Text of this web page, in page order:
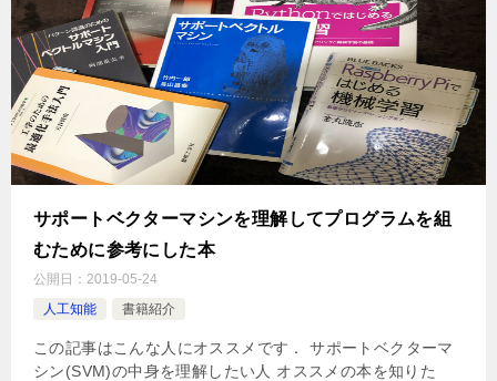
サポートベクターマシンを理解してプログラムを組
むために参考にした本
公開日： 2019-05-24
人工知能
書籍紹介
この記事はこんな人にオススメです． サポートベクターマ
シン(SVM)の中身を理解したい人 オススメの本を知りた